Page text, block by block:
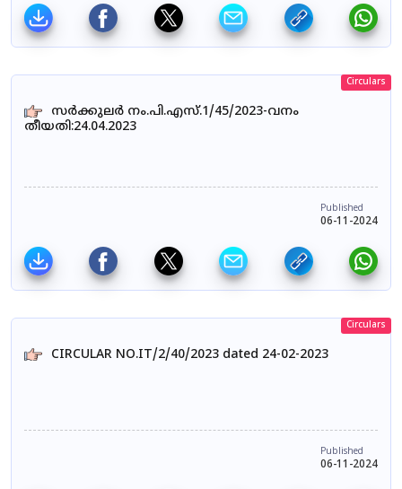
Circulars
സർക്കുലർ നം.പി.എസ്.1/45/2023-വനം
തീയതി:24.04.2023
Published
06-11-2024
Circulars
CIRCULAR NO.IT/2/40/2023 dated 24-02-2023
Published
06-11-2024